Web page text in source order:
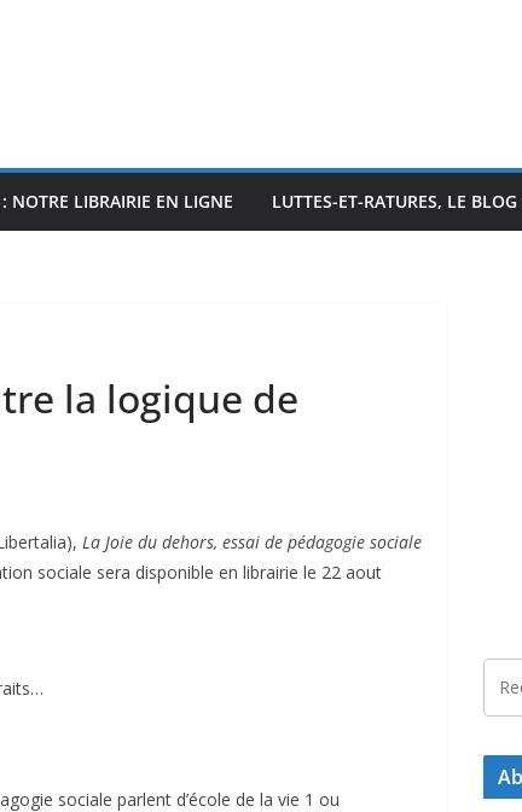
NOTRE LIBRAIRIE EN LIGNE LUTTES-ET-RATURES, LE BLOG
la logique de
La Joie du dehors, essai de pédagogie sociale
sociale sera disponible en librairie le 22 aout
sociale parlent d’école de la vie 1 ou